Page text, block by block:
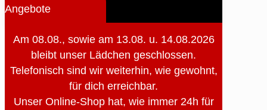
Angebote
Am 08.08., sowie am 13.08. u. 14.08.2026
bleibt unser Lädchen geschlossen.
Telefonisch sind wir weiterhin, wie gewohnt,
für dich erreichbar.
Unser Online-Shop hat, wie immer 24h für